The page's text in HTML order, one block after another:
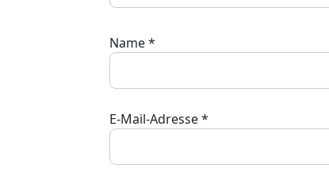
Name*
E-Mail-Adresse*